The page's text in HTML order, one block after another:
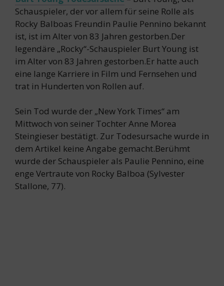
Schauspieler, der vor allem für seine Rolle als
Rocky Balboas Freundin Paulie Pennino bekannt
ist, ist im Alter von 83 Jahren gestorben.Der
legendäre „Rocky“-Schauspieler Burt Young ist
im Alter von 83 Jahren gestorben.Er hatte auch
eine lange Karriere in Film und Fernsehen und
trat in Hunderten von Rollen auf.
Sein Tod wurde der „New York Times“ am
Mittwoch von seiner Tochter Anne Morea
Steingieser bestätigt. Zur Todesursache wurde in
dem Artikel keine Angabe gemacht.Berühmt
wurde der Schauspieler als Paulie Pennino, eine
enge Vertraute von Rocky Balboa (Sylvester
Stallone, 77).